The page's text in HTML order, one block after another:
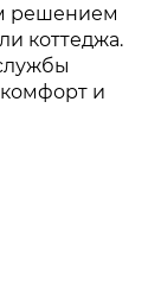
решением
коттеджа.
и